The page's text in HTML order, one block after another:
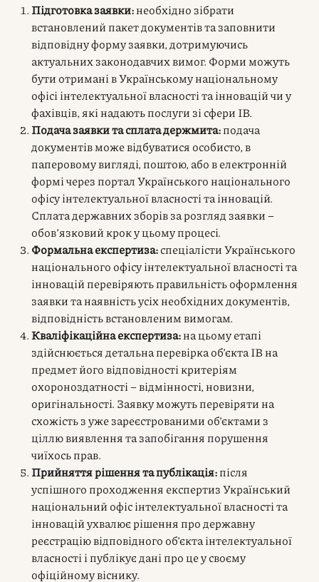
Підготовка заявки:необхідно зібрати
встановлений пакет документів та заповнити
відповідну форму заявки, дотримуючись
актуальних законодавчих вимог. Форми можуть
бути отримані в Українському національному
офісі інтелектуальної власності та інновацій чи у
фахівців, які надають послуги зі сфери ІВ.
Подача заявки та сплата держмита:подача
документів може відбуватися особисто, в
паперовому вигляді, поштою, або в електронній
формі через портал Українського національного
офісу інтелектуальної власності та інновацій.
Сплата державних зборів за розгляд заявки –
обов’язковий крок у цьому процесі.
Формальна експертиза:спеціалісти Українського
національного офісу інтелектуальної власності та
інновацій перевіряють правильність оформлення
заявки та наявність усіх необхідних документів,
відповідність встановленим вимогам.
Кваліфікаційна експертиза:на цьому етапі
здійснюється детальна перевірка об’єкта ІВ на
предмет його відповідності критеріям
охороноздатності – відмінності, новизни,
оригінальності. Заявку можуть перевіряти на
схожість з уже зареєстрованими об’єктами з
ціллю виявлення та запобігання порушення
чиїхось прав.
Прийняття рішення та публікація:після
успішного проходження експертиз Український
національний офіс інтелектуальної власності та
інновацій ухвалює рішення про державну
реєстрацію відповідного об’єкта інтелектуальної
власності і публікує дані про це у своєму
офіційному віснику.